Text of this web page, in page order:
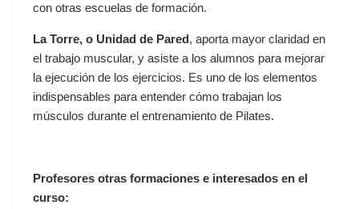
con otras escuelas de formación.
La Torre, o Unidad de Pared, aporta mayor claridad en
el trabajo muscular, y asiste a los alumnos para mejorar
la ejecución de los ejercicios. Es uno de los elementos
indispensables para entender cómo trabajan los
músculos durante el entrenamiento de Pilates.
Profesores otras formaciones e interesados en el
curso: